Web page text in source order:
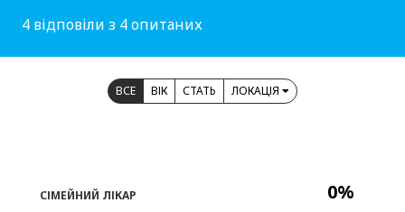
4 відповіли з 4 опитаних
ВСЕ ВІК СТАТЬ ЛОКАЦІЯ
0%
СІМЕЙНИЙ ЛІКАР